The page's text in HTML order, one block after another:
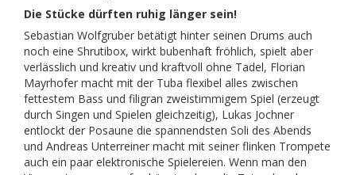
Die Stücke dürften ruhig länger sein!
Sebastian Wolfgruber betätigt hinter seinen Drums auch
noch eine Shrutibox, wirkt bubenhaft fröhlich, spielt aber
verlässlich und kreativ und kraftvoll ohne Tadel, Florian
Mayrhofer macht mit der Tuba flexibel alles zwischen
fettestem Bass und filigran zweistimmigem Spiel (erzeugt
durch Singen und Spielen gleichzeitig), Lukas Jochner
entlockt der Posaune die spannendsten Soli des Abends
und Andreas Unterreiner macht mit seiner flinken Trompete
auch ein paar elektronische Spielereien. Wenn man den